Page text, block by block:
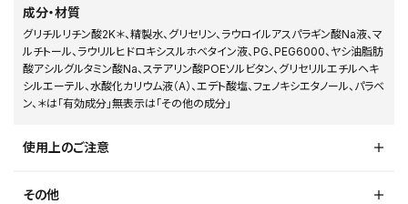
成分・材質
グリチルリチン酸2K＊、精製水、グリセリン、ラウロイルアスパラギン酸Na液、マ
ルチトール、ラウリルヒドロキシスルホベタイン液、PG、PEG6000、ヤシ油脂肪
酸アシルグルタミン酸Na、ステアリン酸POEソルビタン、グリセリルエチルヘキ
シルエーテル、水酸化カリウム液（A）、エデト酸塩、フェノキシエタノール、パラベ
ン、＊は「有効成分」無表示は「その他の成分」
使用上のご注意
その他